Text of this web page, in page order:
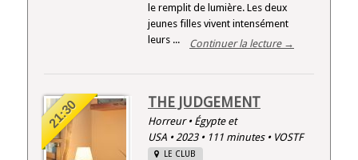
le remplit de lumière. Les deux
jeunes filles vivent intensément
leurs ...
Continuer la lecture →
21:30 THE JUDGEMENT
Horreur • Égypte et
USA • 2023 • 111 minutes • VOSTF
LE CLUB